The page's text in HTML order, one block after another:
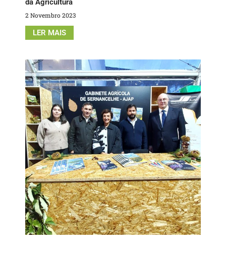
da Agricultura
2 Novembro 2023
LER MAIS